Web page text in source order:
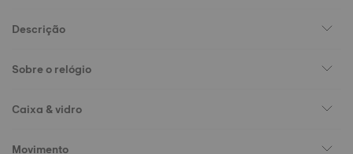
Descrição
Sobre o relógio
Caixa & vidro
Movimento